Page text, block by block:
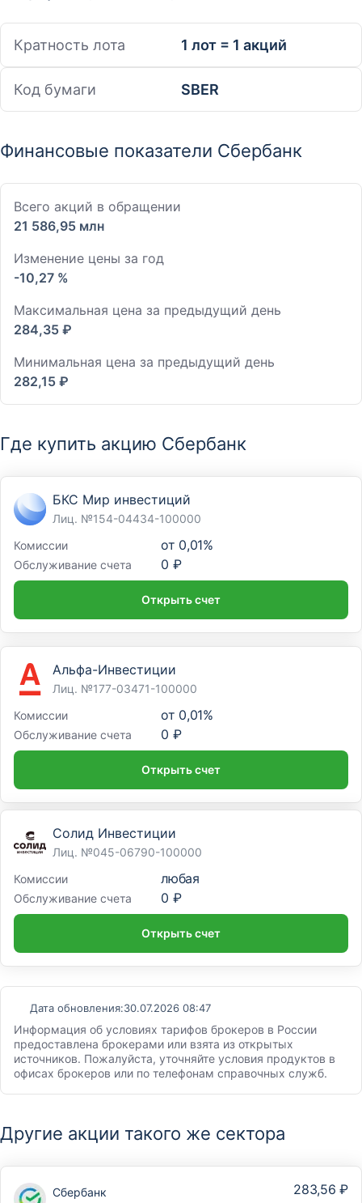
Кратность лота 1 лот = 1 акций
Код бумаги SBER
Финансовые показатели Сбербанк
Всего акций в обращении
21 586,95 млн
Изменение цены за год
-10,27 %
Максимальная цена за предыдущий день
284,35 ₽
Минимальная цена за предыдущий день
282,15 ₽
Где купить акцию Сбербанк
БКС Мир инвестиций
Лиц. №154-04434-100000
Комиссии
от 0,01%
Обслуживание счета 0 ₽
Открыть счет
Альфа-Инвестиции
Лиц. №177-03471-100000
Комиссии
от 0,01%
Обслуживание счета 0 ₽
Открыть счет
Солид Инвестиции
Лиц. №045-06790-100000
Комиссии
любая
Обслуживание счета 0 ₽
Открыть счет
Дата обновления:30.07.2026 08:47
Информация об условиях тарифов брокеров в России
предоставлена брокерами или взята из открытых
источников. Пожалуйста, уточняйте условия продуктов в
офисах брокеров или по телефонам справочных служб.
Другие акции такого же сектора
Сбербанк
283,56 ₽